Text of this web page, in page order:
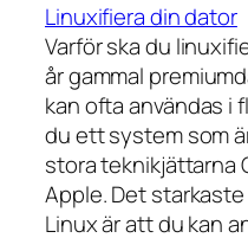
Linuxifiera din dator
Varför ska du
år gammal
kan ofta användas i
du ett system som
stora teknikjättarna
Apple. Det
Linux är att du kan